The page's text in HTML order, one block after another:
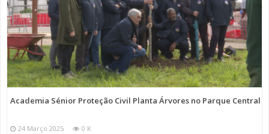
Academia Sénior Proteção Civil Planta Árvores no Parque Central
24 Março 2025 0 K